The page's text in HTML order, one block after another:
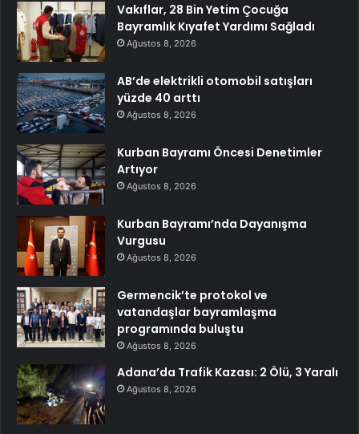
Vakıflar, 28 Bin Yetim Çocuğa
Bayramlık Kıyafet Yardımı Sağladı
Ağustos 8, 2026
AB’de elektrikli otomobil satışları
yüzde 40 arttı
Ağustos 8, 2026
Kurban Bayramı Öncesi Denetimler
Artıyor
Ağustos 8, 2026
Kurban Bayramı’nda Dayanışma
Vurgusu
Ağustos 8, 2026
Germencik’te protokol ve
vatandaşlar bayramlaşma
programında buluştu
Ağustos 8, 2026
Adana’da Trafik Kazası: 2 Ölü, 3 Yaralı
Ağustos 8, 2026